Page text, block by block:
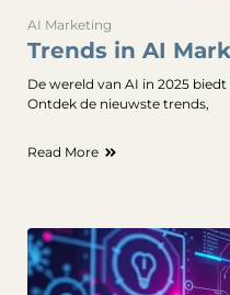
AI Marketing
Trends in AI
De wereld van AI in 2025
Ontdek de nieuwste trends,
Read More